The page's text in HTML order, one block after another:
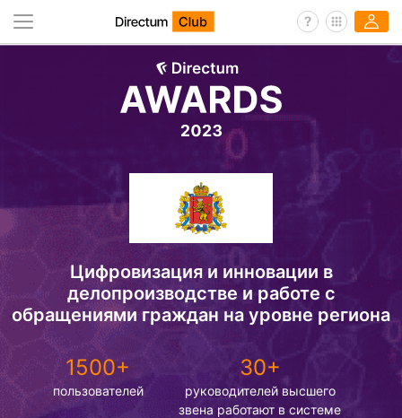
Цифровизация и инновации в
делопроизводстве и работе с
обращениями граждан на уровне региона
1500+
пользователей
30+
руководителей высшего
звена работают в системе